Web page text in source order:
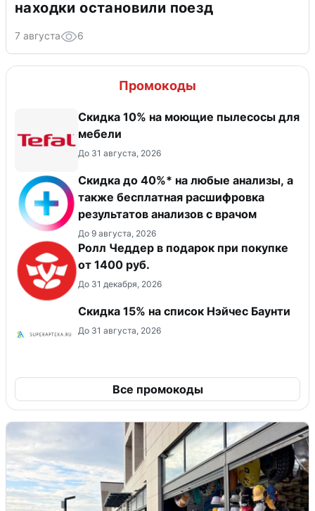
находки остановили поезд
7 августа 6
Промокоды
Скидка 10% на моющие пылесосы для
мебели
До 31 августа, 2026
Скидка до 40%* на любые анализы, а
также бесплатная расшифровка
результатов анализов с врачом
До 9 августа, 2026
Ролл Чеддер в подарок при покупке
от 1400 руб.
До 31 декабря, 2026
Скидка 15% на список Нэйчес Баунти
До 31 августа, 2026
Все промокоды